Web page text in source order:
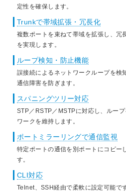
定性を確保します。
Trunkで帯域拡張・冗長化
複数ポートを束ねて帯域を拡張し、冗
を実現します。
ループ検知・防止機能
誤接続によるネットワークループを検
通信障害を防ぎます。
スパニングツリー対応
STP／RSTP／MSTPに対応し、ルー
ワークを維持します。
ポートミラーリングで通信監視
特定ポートの通信を別ポートにコピー
す。
CLI対応
Telnet、SSH経由で柔軟に設定可能です